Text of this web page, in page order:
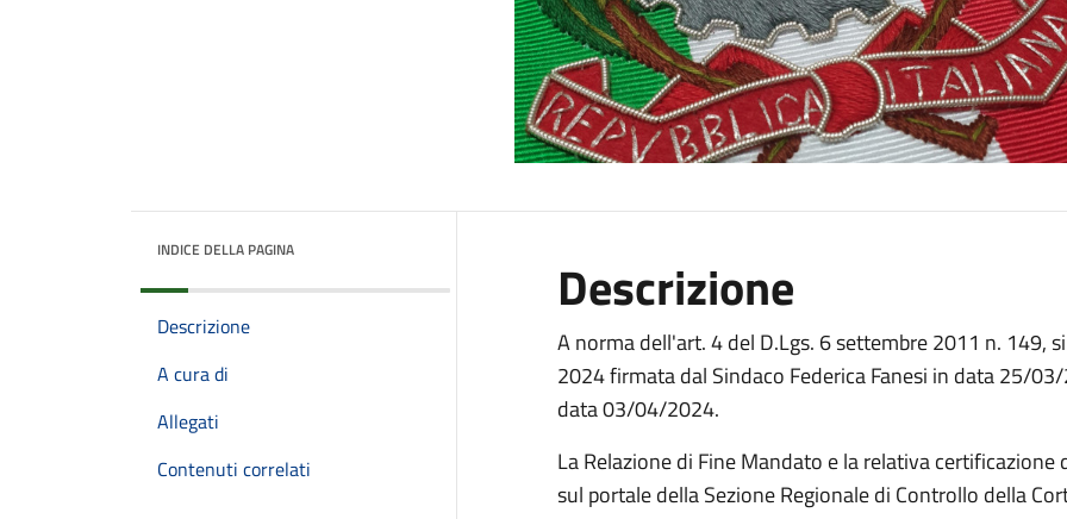
INDICE DELLA PAGINA
Descrizione
A cura di
Allegati
Contenuti correlati
Descrizione
A norma dell'art. 4 del D.Lgs. 6 settembre 2011 n. 149,
2024 firmata dal Sindaco Federica Fanesi in data 25/
data 03/04/2024.
La Relazione di Fine Mandato e la relativa
sul portale della Sezione Regionale di Controllo della